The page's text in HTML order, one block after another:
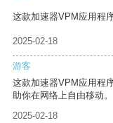
这款加速器VPM应用程
2025-02-18
游客
这款加速器VPM应用程
助你在网络上自由移动。
2025-02-18